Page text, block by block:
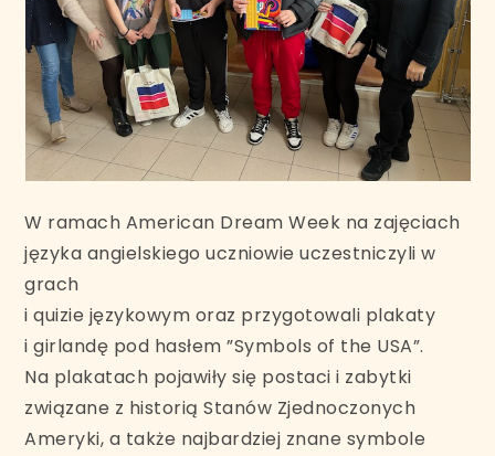
W ramach American Dream Week na zajęciach
języka angielskiego uczniowie uczestniczyli w
grach
i quizie językowym oraz przygotowali plakaty
i girlandę pod hasłem ”Symbols of the USA”.
Na plakatach pojawiły się postaci i zabytki
związane z historią Stanów Zjednoczonych
Ameryki, a także najbardziej znane symbole